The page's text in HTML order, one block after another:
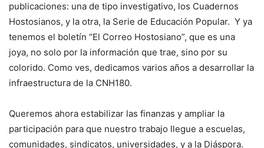
publicaciones: una de tipo investigativo, los Cuadernos
Hostosianos, y la otra, la Serie de Educación Popular. Y ya
tenemos el boletín “El Correo Hostosiano”, que es una
joya, no solo por la información que trae, sino por su
colorido. Como ves, dedicamos varios años a desarrollar la
infraestructura de la CNH180.
Queremos ahora estabilizar las finanzas y ampliar la
participación para que nuestro trabajo llegue a escuelas,
comunidades, sindicatos, universidades, y a la Diáspora.